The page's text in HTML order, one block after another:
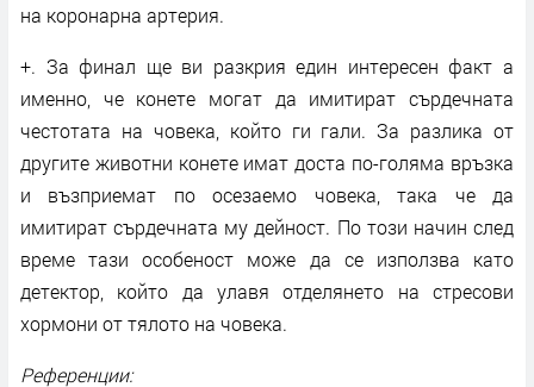
на коронарна артерия.
+. За финал ще ви разкрия един интересен факт а
именно, че конете могат да имитират сърдечната
честотата на човека, който ги гали. За разлика от
другите животни конете имат доста по-голяма връзка
и възприемат по осезаемо човека, така че да
имитират сърдечната му дейност. По този начин след
време тази особеност може да се използва като
детектор, който да улавя отделянето на стресови
хормони от тялото на човека.
Референции: